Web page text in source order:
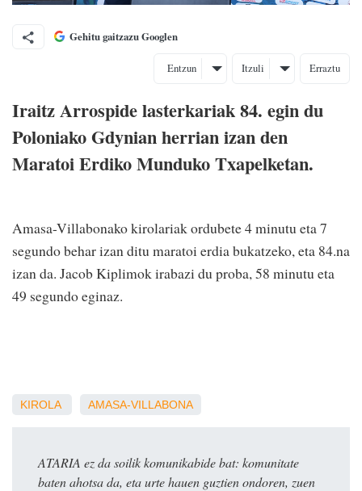
Gehitu gaitzazu Googlen
Entzun Itzuli Erraztu
Iraitz Arrospide lasterkariak 84. egin du
Poloniako Gdynian herrian izan den
Maratoi Erdiko Munduko Txapelketan.
Amasa-Villabonako kirolariak ordubete 4 minutu eta 7
segundo behar izan ditu maratoi erdia bukatzeko, eta 84.na
izan da. Jacob Kiplimok irabazi du proba, 58 minutu eta
49 segundo eginaz.
KIROLA AMASA-VILLABONA
ATARIA ez da soilik komunikabide bat: komunitate
baten ahotsa da, eta urte hauen guztien ondoren, zuen